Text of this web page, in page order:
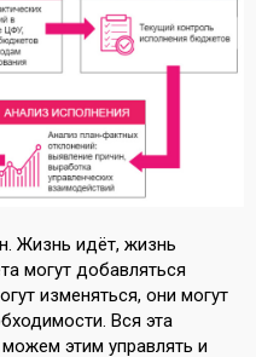
Жизнь идёт, жизнь
могут добавляться
изменяться, они могут
Вся эта
этим управлять и